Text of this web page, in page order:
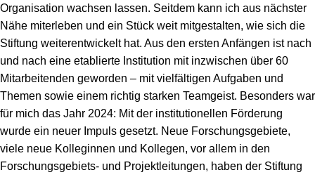
Organisation wachsen lassen. Seitdem kann ich aus nächster
Nähe miterleben und ein Stück weit mitgestalten, wie sich die
Stiftung weiterentwickelt hat. Aus den ersten Anfängen ist nach
und nach eine etablierte Institution mit inzwischen über 60
Mitarbeitenden geworden – mit vielfältigen Aufgaben und
Themen sowie einem richtig starken Teamgeist. Besonders war
für mich das Jahr 2024: Mit der institutionellen Förderung
wurde ein neuer Impuls gesetzt. Neue Forschungsgebiete,
viele neue Kolleginnen und Kollegen, vor allem in den
Forschungsgebiets- und Projektleitungen, haben der Stiftung